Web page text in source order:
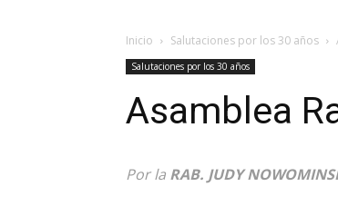
Inicio Salutaciones por los 30 años
Salutaciones por los 30 años
Asamblea
Por la RAB. JUDY